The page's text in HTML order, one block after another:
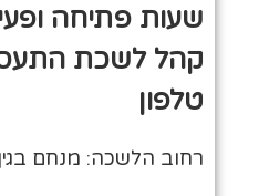
שעות פתיחה
קהל לשכת
טלפון
רחוב הלשכה: מנחם בגין 1